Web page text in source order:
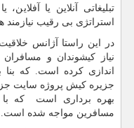
تبلیغاتی آنلاین یا
استراتژی بی رقیب
در این راستا آژانس
اندازی کرده است. که بنا
جزیره کیش پروژه سایت
بهره برداری است که
مسافرین مواجه شده است.